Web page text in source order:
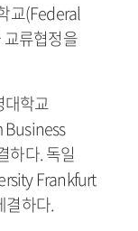
교(Federal
류협정을
대학교
하다. 독일
Frankfurt
결하다.